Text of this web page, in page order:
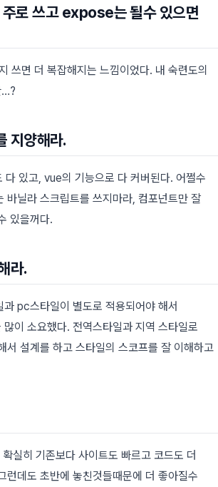
로 쓰고 expose는 될수 있으면
쓰면 더 복잡해지는 느낌이었다. 내 숙련도의
…?
지양해라.
다 있고, vue의 기능으로 다 커버된다. 어쩔수
바닐라 스크립트를 쓰지마라, 컴포넌트만 잘
있을꺼다.
라.
pc스타일이 별도로 적용되어야 해서
이 소요했다. 전역스타일과 지역 스타일로
서 설계를 하고 스타일의 스코프를 잘 이해하고
실히 기존보다 사이트도 빠르고 코드도 더
런데도 초반에 놓친것들때문에 더 좋아질수